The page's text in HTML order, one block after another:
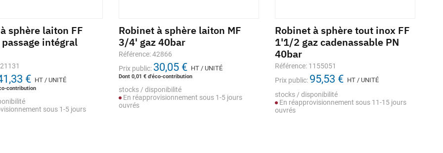
sphère laiton FF
intégral
€ HT / UNITÉ
contribution
sous 1-5 jours
Robinet à sphère laiton MF
3/4' gaz 40bar
Référence: 42866
Prix public: 30,05 € HT / UNITÉ
Dont 0,01 € d'éco-contribution
stocks / disponibilité
En réapprovisionnement sous 1-5 jours
ouvrés
Robinet à sphère tout inox FF
1'1/2 gaz cadenassable PN
40bar
Référence: 1155051
Prix public: 95,53 € HT / UNITÉ
stocks / disponibilité
En réapprovisionnement sous 11-15 jours
ouvrés